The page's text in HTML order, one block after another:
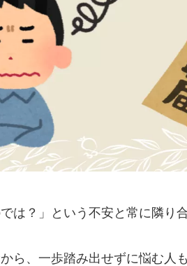
は？」という不安と常に隣り合
ら、一歩踏み出せずに悩む人